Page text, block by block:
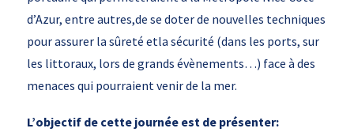
d’Azur, entre autres,de se doter de nouvelles techniques
pour assurer la sûreté etla sécurité (dans les ports, sur
les littoraux, lors de grands évènements…) face à des
menaces qui pourraient venir de la mer.
L’objectif de cette journée est de présenter: